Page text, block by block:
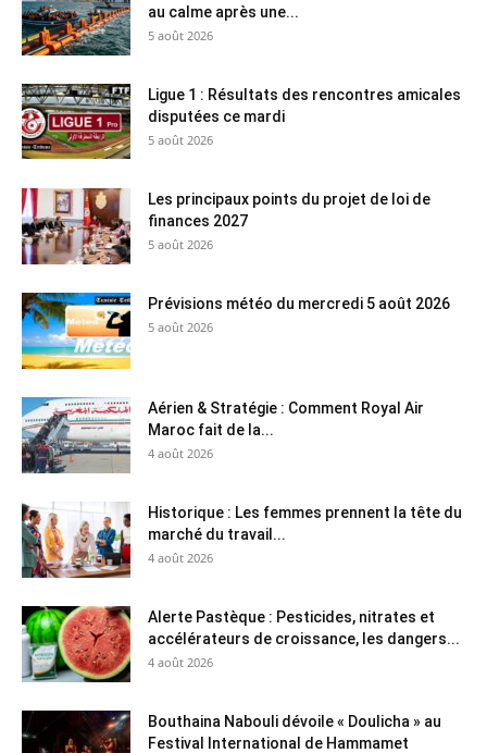
au calme après une...
5 août 2026
Ligue 1 : Résultats des rencontres amicales
disputées ce mardi
5 août 2026
Les principaux points du projet de loi de
finances 2027
5 août 2026
Prévisions météo du mercredi 5 août 2026
5 août 2026
Aérien & Stratégie : Comment Royal Air
Maroc fait de la...
4 août 2026
Historique : Les femmes prennent la tête du
marché du travail...
4 août 2026
Alerte Pastèque : Pesticides, nitrates et
accélérateurs de croissance, les dangers...
4 août 2026
Bouthaina Nabouli dévoile « Doulicha » au
Festival International de Hammamet